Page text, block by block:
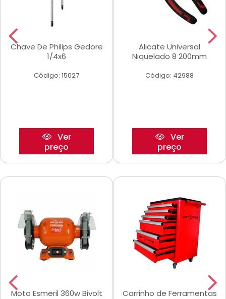
Chave De Philips Gedore
1/4x6
Código: 15027
Ver
preço
Alicate Universal
Niquelado 8 200mm
Código: 42988
Ver
preço
Moto Esmeril 360w Bivolt
Carrinho de Ferramentas